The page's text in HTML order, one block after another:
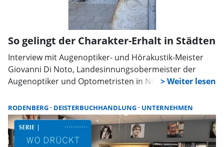
So gelingt der Charakter-Erhalt in Städten
Interview mit Augenoptiker- und Hörakustik-Meister
Giovanni Di Noto, Landesinnungsobermeister der
Augenoptiker und Optometristen in Niedersachsen
Zentralverbandes der Augenoptiker und
Optometristen. Er erklärt, warum der Gang zum
lokalen Augenoptiker oder Hörakustiker wichtiger ist
denn je.
RODENBERG DEISTERBUCHHANDLUNG UNTERNEHMEN